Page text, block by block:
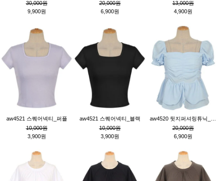
30,000원
9,900원
20,000원
6,900원
13,000원
4,900원
aw4521 스퀘어넥티_퍼플
10,000원
3,900원
aw4521 스퀘어넥티_블랙
10,000원
3,900원
20,000원
6,900원